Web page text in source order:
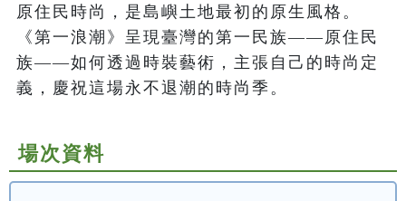
原住民時尚，是島嶼土地最初的原生風格。
《第一浪潮》呈現臺灣的第一民族——原住民
族——如何透過時裝藝術，主張自己的時尚定
義，慶祝這場永不退潮的時尚季。
場次資料